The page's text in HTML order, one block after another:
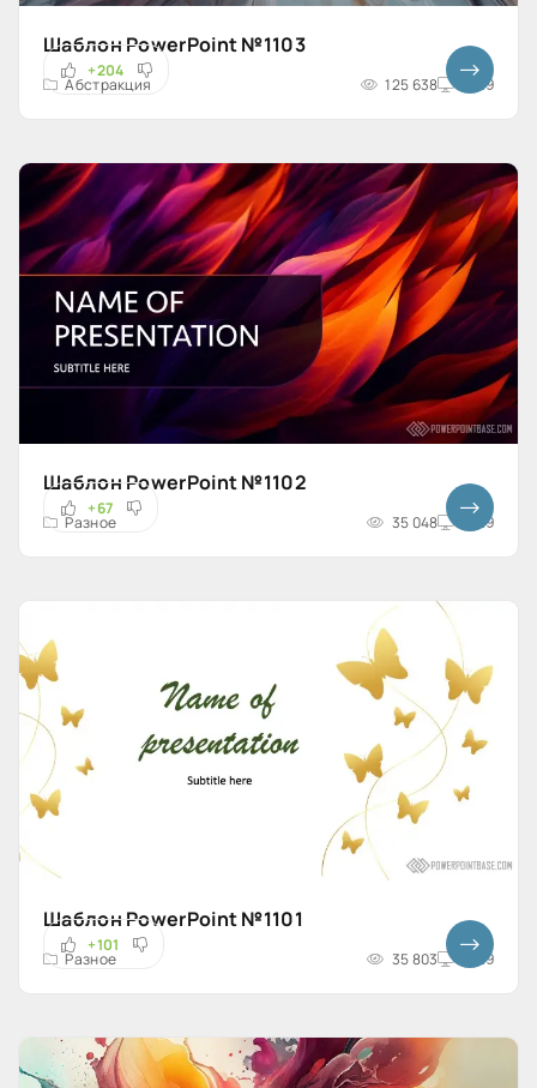
Шаблон PowerPoint №1103
Абстракция 125 638 16x9
+204
Шаблон PowerPoint №1102
Разное 35 048 16x9
+67
Шаблон PowerPoint №1101
Разное 35 803 16x9
+101